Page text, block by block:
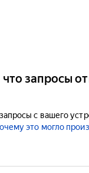
запросы
с вашего
это могло